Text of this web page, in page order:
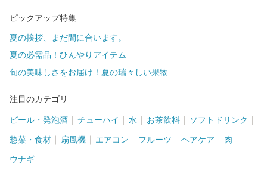
ピックアップ特集
夏の挨拶、まだ間に合います。
夏の必需品！ひんやりアイテム
旬の美味しさをお届け！夏の瑞々しい果物
注目のカテゴリ
ビール・発泡酒 チューハイ 水 お茶飲料 ソフトドリンク
惣菜・食材 扇風機 エアコン フルーツ ヘアケア 肉
ウナギ